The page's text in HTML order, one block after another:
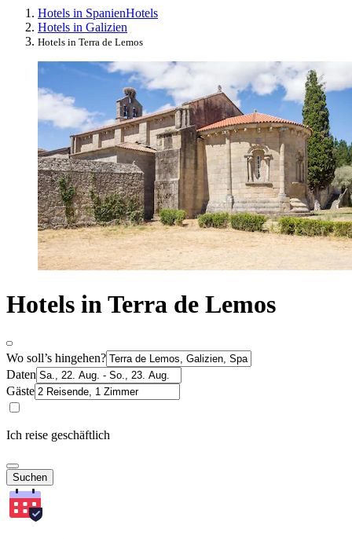
Hotels in SpanienHotels
Hotels in Galizien
Hotels in Terra de Lemos
Hotels in Terra de Lemos
Wo soll’s hingehen?
Daten
Gäste
Ich reise geschäftlich
Suchen